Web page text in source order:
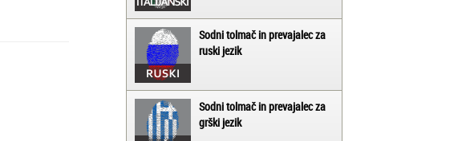
Sodni tolmač in prevajalec za
ruski jezik
Sodni tolmač in prevajalec za
grški jezik